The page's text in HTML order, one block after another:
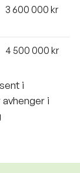
3 600 000 kr
4 500 000 kr
i
i